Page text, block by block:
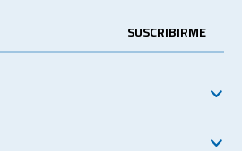
SUSCRIBIRME